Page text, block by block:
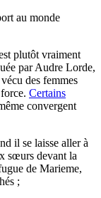
au monde
plutôt vraiment
par Audre Lorde,
des femmes
Certains
convergent
il se laisse aller à
sœurs devant la
de Marieme,
;